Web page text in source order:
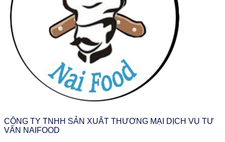
CÔNG TY TNHH SẢN XUẤT THƯƠNG MẠI DỊCH VỤ TƯ
VẤN NAIFOOD